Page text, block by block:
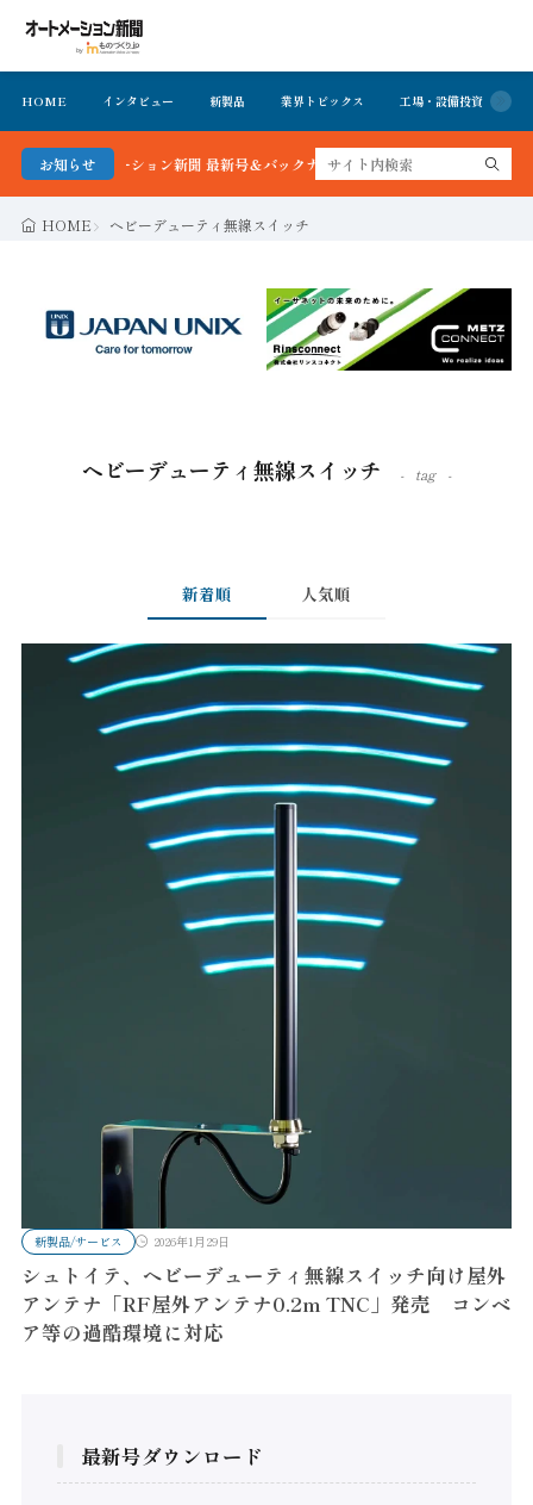
HOME インタビュー 新製品 業界トピックス 工場・設備投資
お知らせ
オートメーション新聞 最新号＆バックナンバーを無料で公開中 詳細はこちら
HOME ヘビーデューティ無線スイッチ
ヘビーデューティ無線スイッチ tag
新着順 人気順
新製品/サービス 2026年1月29日
シュトイテ、ヘビーデューティ無線スイッチ向け屋外
アンテナ「RF屋外アンテナ0.2m TNC」発売 コンベ
ア等の過酷環境に対応
最新号ダウンロード